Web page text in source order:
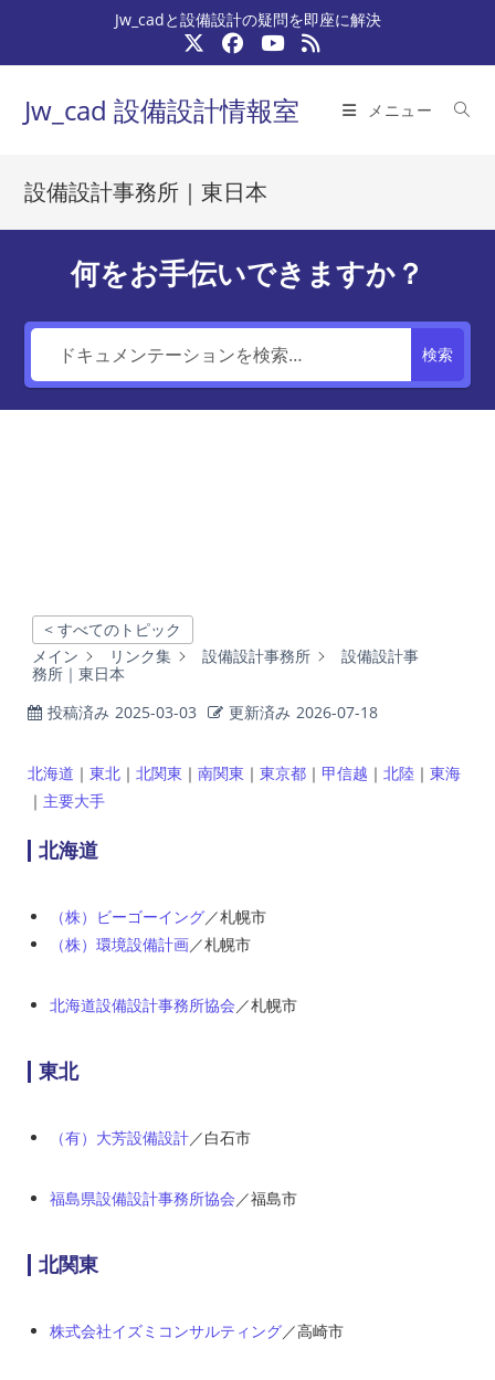
テ
ッ
Jw_cadと設備設計の疑問を即座に解決
Jw_cad 設備設計情報室 メニュー
設備設計事務所｜東日本
何をお手伝いできますか？
検索
< すべてのトピック
メイン
リンク集 設備設計事務所
設備設計事
務所｜東日本
投稿済み 2025-03-03 更新済み 2026-07-18
北海道 ｜ 東北 ｜ 北関東 ｜ 南関東 ｜ 東京都 ｜ 甲信越 ｜ 北陸 ｜ 東海
｜ 主要大手
北海道
（株）ビーゴーイング／札幌市
（株）環境設備計画／札幌市
北海道設備設計事務所協会／札幌市
東北
（有）大芳設備設計／白石市
福島県設備設計事務所協会／福島市
北関東
株式会社イズミコンサルティング／高崎市